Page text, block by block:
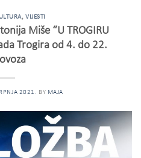
,VIJESTI
Miše “U TROGIRU
Trogira od 4. do 22.
2021. BY MAJA